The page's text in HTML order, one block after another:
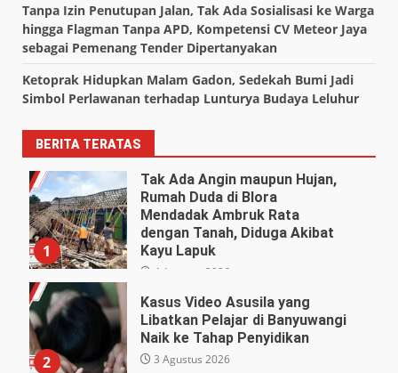
Tanpa Izin Penutupan Jalan, Tak Ada Sosialisasi ke Warga
hingga Flagman Tanpa APD, Kompetensi CV Meteor Jaya
sebagai Pemenang Tender Dipertanyakan
Ketoprak Hidupkan Malam Gadon, Sedekah Bumi Jadi
Simbol Perlawanan terhadap Lunturya Budaya Leluhur
BERITA TERATAS
1
Tak Ada Angin maupun Hujan,
Rumah Duda di Blora
Mendadak Ambruk Rata
dengan Tanah, Diduga Akibat
Kayu Lapuk
4 Agustus 2026
2
Kasus Video Asusila yang
Libatkan Pelajar di Banyuwangi
Naik ke Tahap Penyidikan
3 Agustus 2026